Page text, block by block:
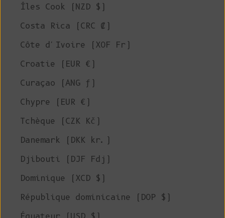
Îles Cook (NZD $)
Costa Rica (CRC ₡)
Côte d'Ivoire (XOF Fr)
Croatie (EUR €)
Curaçao (ANG ƒ)
Chypre (EUR €)
Tchèque (CZK Kč)
Danemark (DKK kr.)
Djibouti (DJF Fdj)
Dominique (XCD $)
République dominicaine (DOP $)